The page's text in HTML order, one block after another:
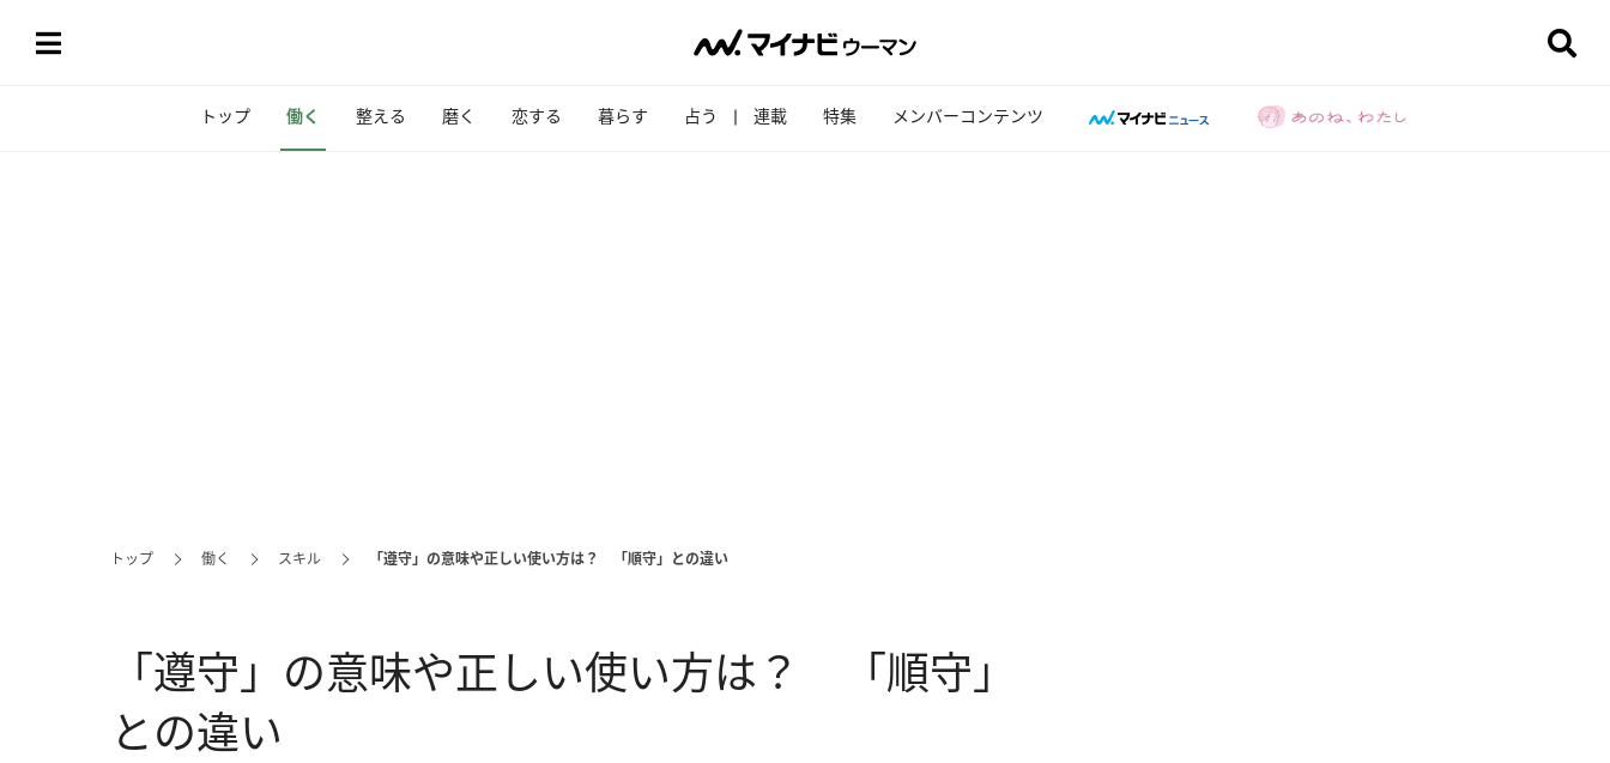
トップ 働く 整える 磨く 恋する 暮らす 占う 連載 特集 メンバーコンテンツ
トップ 働く スキル 「遵守」の意味や正しい使い方は？ 「順守」との違い
「遵守」の意味や正しい使い方は？ 「順守」
との違い